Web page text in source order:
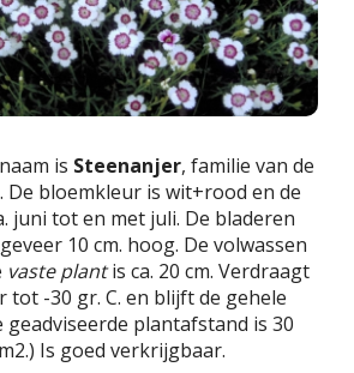
is Steenanjer, familie van de
De bloemkleur is wit+rood en de
juni tot en met juli. De bladeren
10 cm. hoog. De volwassen
vaste plantis ca. 20 cm. Verdraagt
-30 gr. C. en blijft de gehele
plantafstand is 30
Is goed verkrijgbaar.